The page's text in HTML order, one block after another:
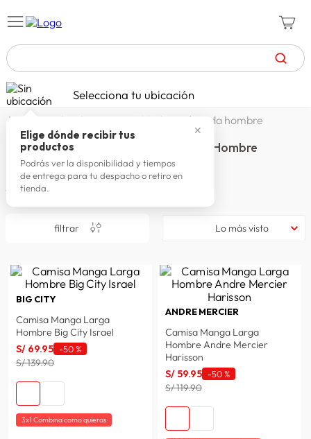
TÉRMINOS MÁS BUSCADOS
1. celulares
2. zapatillas mujer
3. zapatillas hombre
4. moda
5. zapatillas
8 . terrex
9. lavadora
10. spiderman
Selecciona tu ubicación
✕
Elige dónde recibir tus
productos
Podrás ver la disponibilidad y tiempos
de entrega para tu despacho o retiro en
tienda.
miles de camisas 50% dscto. | moda hombre
Miles de Camisas 50% Dscto. | Moda Hombre
15 productos
filtrar Lo más visto
BIG CITY
Camisa Manga Larga
Hombre Big City Israel
S/ 69.95 -50 %
S/ 139.90
3x1 Combina como quieras
ANDRE MERCIER
Camisa Manga Larga
Hombre Andre Mercier
Harisson
S/ 59.95 -50 %
S/ 119.90